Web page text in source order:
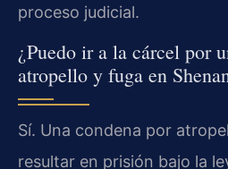
proceso judicial.
¿Puedo ir a la cárcel por
atropello y fuga en
Sí. Una condena por
resultar en prisión bajo la